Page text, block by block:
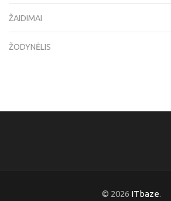
ŽAIDIMAI
ŽODYNĖLIS
© 2026 ITbaze.